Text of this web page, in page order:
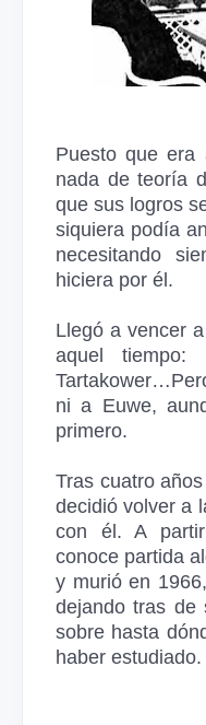
Puesto que era
nada de teoría
que sus logros
siquiera podía
necesitando
hiciera por él.
Llegó a vencer
aquel tiempo:
ni a Euwe,
primero.
Tras cuatro
decidió volver a
con él. A
conoce partida
y murió en
dejando tras de
sobre hasta
haber estudiado.